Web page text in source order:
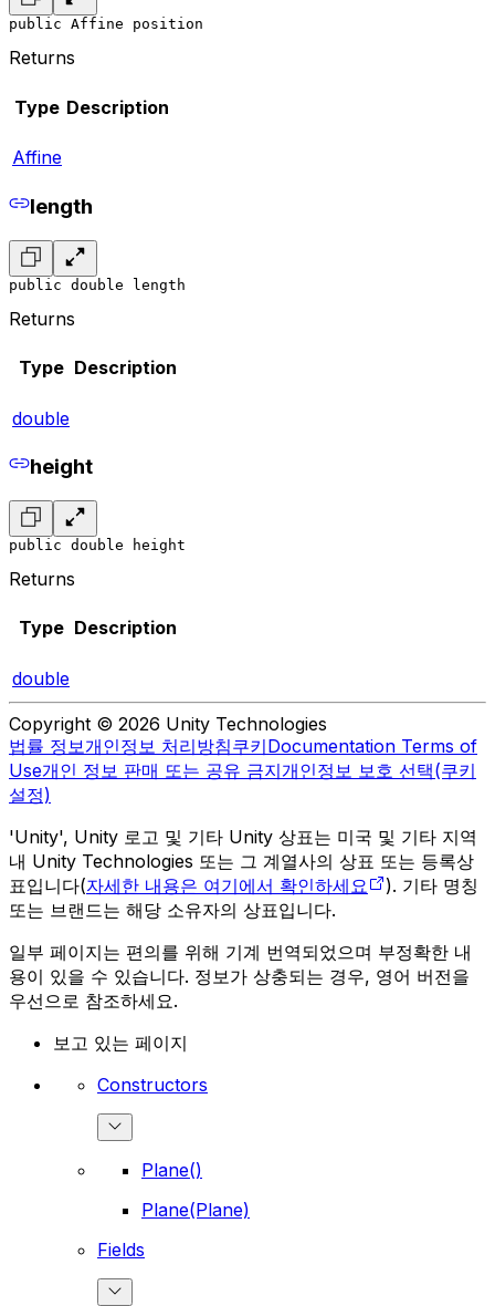
public Affine position
Returns
Type Description
Affine
length
public double length
Returns
Type Description
double
height
public double height
Returns
Type Description
double
Copyright © 2026 Unity Technologies
법률 정보개인정보 처리방침쿠키Documentation Terms of
Use개인 정보 판매 또는 공유 금지개인정보 보호 선택(쿠키
설정)
'Unity', Unity 로고 및 기타 Unity 상표는 미국 및 기타 지역
내 Unity Technologies 또는 그 계열사의 상표 또는 등록상
표입니다(자세한 내용은 여기에서 확인하세요
). 기타 명칭
또는 브랜드는 해당 소유자의 상표입니다.
일부 페이지는 편의를 위해 기계 번역되었으며 부정확한 내
용이 있을 수 있습니다. 정보가 상충되는 경우, 영어 버전을
우선으로 참조하세요.
보고 있는 페이지
Constructors
Plane()
Plane(Plane)
Fields